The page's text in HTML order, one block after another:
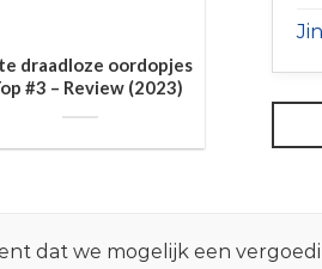
draadloze oordopjes
#3 – Review (2023)
dat we mogelijk een